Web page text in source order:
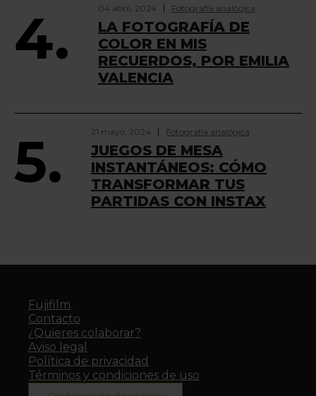
4. 04 abril, 2024 Fotografía analógica
LA FOTOGRAFÍA DE
COLOR EN MIS
RECUERDOS, POR EMILIA
VALENCIA
5. 21 mayo, 2024 Fotografía analógica
JUEGOS DE MESA
INSTANTÁNEOS: CÓMO
TRANSFORMAR TUS
PARTIDAS CON INSTAX
Fujifilm
Contacto
¿Quieres colaborar?
Aviso legal
Política de privacidad
Términos y condiciones de uso